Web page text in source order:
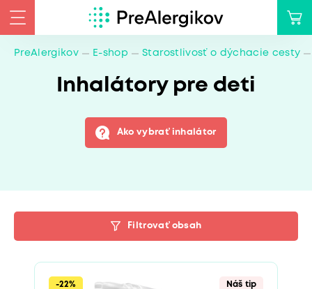
PreAlergikov E-shop Starostlivosť o dýchacie cesty
Inhalátory pre deti
Ako vybrať inhalátor
Filtrovať obsah
-22% Náš tip